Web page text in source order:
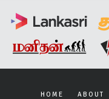
HOME ABOUT